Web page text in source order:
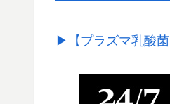
▶︎【プラズマ乳酸